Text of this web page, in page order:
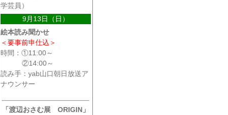
学芸員）
9月13日（日）
絵本読み聞かせ
＜要事前申仕込＞
時間：①11:00～
②14:00～
読み手：yab山口朝日放送ア
ナウンサー
「渡辺おさむ展 ORIGIN」